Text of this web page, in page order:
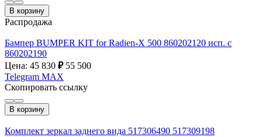
В корзину
Распродажа
Бампер BUMPER KIT for Radien-X 500 860202120 исп. с
860202190
Цена: 45 830 ₽ 55 500
Telegram MAX
Скопировать ссылку
В корзину
Комплект зеркал заднего вида 517306490 517309198